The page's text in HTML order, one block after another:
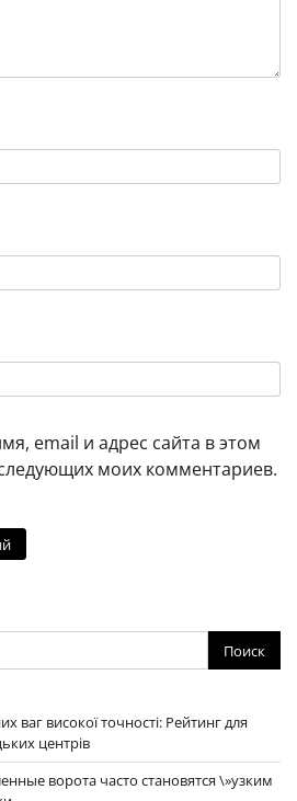
email и адрес сайта в этом
моих комментариев.
ваг високої точності: Рейтинг для
центрів
ворота часто становятся \»узким